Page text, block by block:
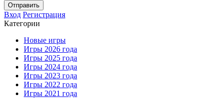
Отправить
Вход Регистрация
Категории
Новые игры
Игры 2026 года
Игры 2025 года
Игры 2024 года
Игры 2023 года
Игры 2022 года
Игры 2021 года